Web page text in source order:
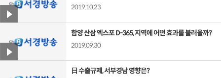
2019.10.23
함양 산삼 엑스포 D-365, 지역에 어떤 효과를 불러올까?
2019.09.30
日 수출규제, 서부경남 영향은?